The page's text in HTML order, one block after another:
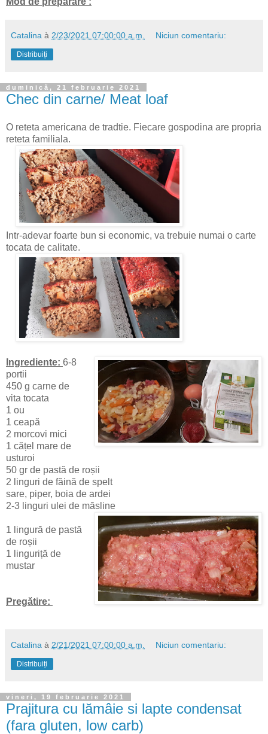
Catalina à 2/23/2021 07:00:00 a.m. Niciun comentariu:
Distribuiți
duminică, 21 februarie 2021
Chec din carne/ Meat loaf
O reteta americana de tradtie. Fiecare gospodina are propria
reteta familiala.
Intr-adevar foarte bun si economic, va trebuie numai o carte
tocata de calitate.
Ingrediente: 6-8
portii
450 g carne de
vita tocata
1 ou
1 ceapă
2 morcovi mici
1 cățel mare de
usturoi
50 gr de pastă de roșii
2 linguri de făină de spelt
sare, piper, boia de ardei
2-3 linguri ulei de măsline
1 lingură de pastă
de roșii
1 linguriță de
mustar
Pregătire:
Catalina à 2/21/2021 07:00:00 a.m. Niciun comentariu:
Distribuiți
vineri, 19 februarie 2021
Prajitura cu lămâie si lapte condensat
(fara gluten, low carb)